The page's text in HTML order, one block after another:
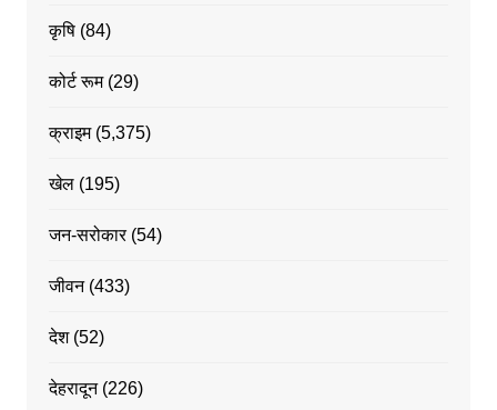
कृषि(84)
कोर्ट रूम(29)
क्राइम(5,375)
खेल(195)
जन-सरोकार(54)
जीवन(433)
देश(52)
देहरादून(226)